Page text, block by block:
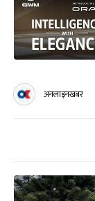
अनलाइनखबर